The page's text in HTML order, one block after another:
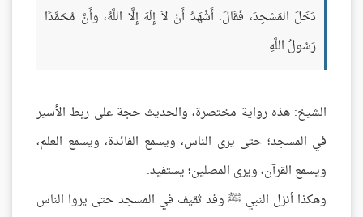
دَخَلَ المَسْجِدَ، فَقَالَ: أَشْهَدُ أَنْ لاَ إِلَهَ إِلَّا اللَّهُ، وأَنَّ مُحَمَّدًا
رَسُولُ اللَّهِ.
الشيخ: هذه رواية مختصرة، والحديث حجة على ربط الأسير
في المسجد؛ حتى يرى الناس، ويسمع الفائدة، ويسمع العلم،
ويسمع القرآن، ويرى المصلين؛ يستفيد.
وهكذا أنزل النبي ﷺ وفد ثقيف في المسجد حتى يروا الناس